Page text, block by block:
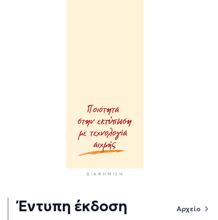
ΔΙΑΦΉΜΙΣΗ
Έντυπη έκδοση Αρχείο